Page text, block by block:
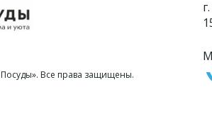
Все права защищены.